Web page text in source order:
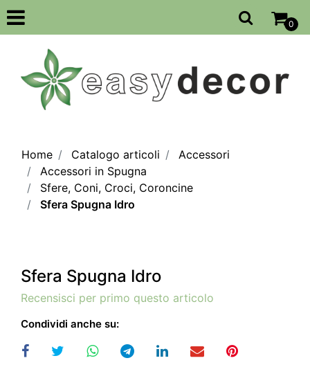
Open
0
Home Catalogo articoli
Accessori
Accessori in Spugna
Sfere, Coni, Croci, Coroncine
Sfera Spugna Idro
Sfera Spugna Idro
Recensisci per primo questo articolo
Condividi anche su: